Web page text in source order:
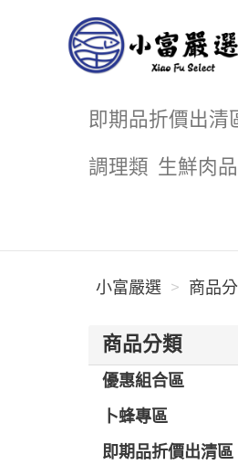
即期品折價出清
調理類 生鮮肉
小富嚴選 商品
商品分類
優惠組合區
卜蜂專區
即期品折價出清區